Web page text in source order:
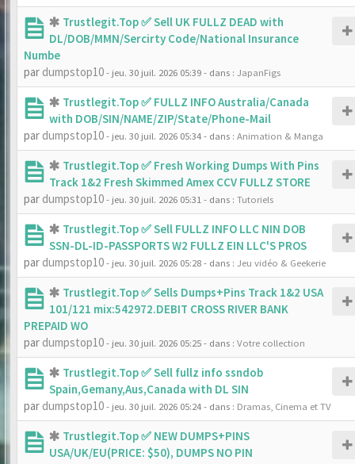
Trustlegit.Top ✅ Sell UK FULLZ DEAD with
DL/DOB/MMN/Sercirty Code/National Insurance
Numbe
par dumpstop10- jeu. 30 juil. 2026 05:39- dans : JapanFigs
Trustlegit.Top ✅ FULLZ INFO Australia/Canada
with DOB/SIN/NAME/ZIP/State/Phone-Mail
par dumpstop10- jeu. 30 juil. 2026 05:34- dans : Animation & Manga
Trustlegit.Top ✅ Fresh Working Dumps With Pins
Track 1&2 Fresh Skimmed Amex CCV FULLZ STORE
par dumpstop10- jeu. 30 juil. 2026 05:31 - dans : Tutoriels
Trustlegit.Top ✅ Sell FULLZ INFO LLC NIN DOB
SSN-DL-ID-PASSPORTS W2 FULLZ EIN LLC'S PROS
par dumpstop10- jeu. 30 juil. 2026 05:28- dans : Jeu vidéo & Geekerie
Trustlegit.Top ✅ Sells Dumps+Pins Track 1&2 USA
101/121 mix:542972.DEBIT CROSS RIVER BANK
PREPAID WO
par dumpstop10- jeu. 30 juil. 2026 05:25- dans : Votre collection
Trustlegit.Top ✅ Sell fullz info ssndob
Spain,Gemany,Aus,Canada with DL SIN
par dumpstop10- jeu. 30 juil. 2026 05:24- dans : Dramas, Cinema et TV
Trustlegit.Top ✅ NEW DUMPS+PINS
USA/UK/EU(PRICE: $50), DUMPS NO PIN